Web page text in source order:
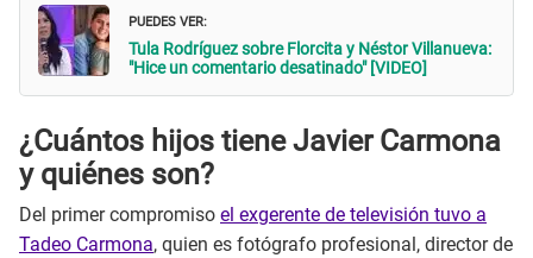
PUEDES VER:
Tula Rodríguez sobre Florcita y Néstor Villanueva:
"Hice un comentario desatinado" [VIDEO]
¿Cuántos hijos tiene Javier Carmona
y quiénes son?
Del primer compromiso el exgerente de televisión tuvo a
Tadeo Carmona, quien es fotógrafo profesional, director de